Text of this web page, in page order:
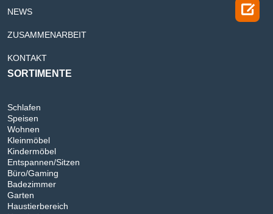
NEWS
ZUSAMMENARBEIT
KONTAKT
SORTIMENTE
Schlafen
Speisen
Wohnen
Kleinmöbel
Kindermöbel
Entspannen/Sitzen
Büro/Gaming
Badezimmer
Garten
Haustierbereich
